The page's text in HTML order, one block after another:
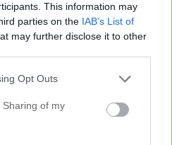
This information may
parties on the IAB’s List of
may further disclose it to other
Opt Outs
of my